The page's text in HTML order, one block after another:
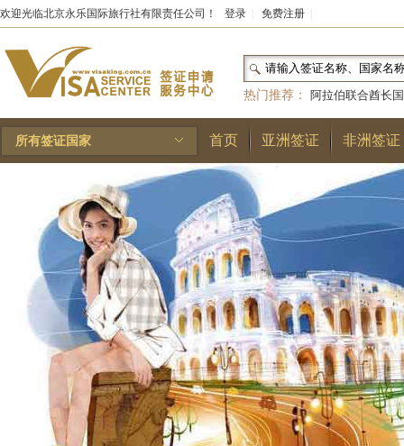
欢迎光临北京永乐国际旅行社有限责任公司！ 登录 免费注册
热门推荐：
阿拉伯联合酋长国
和国|布基纳法索|巴勒斯坦
林王国|安道尔公国|
所有签证国家 首页 亚洲签证 非洲签证